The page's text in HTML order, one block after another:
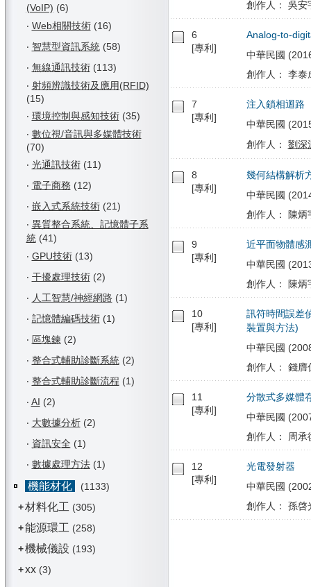
(VoIP) (6)
‧ Web相關技術(16)
‧ 智慧型資訊系統(58)
‧ 無線通訊技術(113)
‧ 射頻辨識技術及應用(RFID)
(15)
‧ 環境控制與感知技術(35)
‧ 數位視/音訊與多媒體技術
(70)
‧ 光通訊技術(11)
‧ 電子商務 (12)
‧ 嵌入式系統技術(21)
‧ 異質整合系統、記憶體子系
統(41)
‧ GPU技術(13)
‧ 干擾處理技術(2)
‧ 人工智慧/神經網路 (1)
‧ 記憶體編碼技術(1)
‧ 區塊鍊 (2)
‧ 整合式輔助診斷系統(2)
‧ 整合式輔助診斷流程 (1)
‧ AI (2)
‧ 大數據分析(2)
‧ 資訊安全 (1)
‧ 數據處理方法(1)
機能材化
(1133)
+材料化工 (305)
+能源環工 (258)
+機械儀設 (193)
+xx(3)
創作人： 吳安
6
[專利]
Analog-to-
中華民國
創作人： 李泰
7
[專利]
注入鎖相迴路
中華民國
創作人： 劉深
8
[專利]
幾何結構解析
中華民國
創作人： 陳炳
9
[專利]
近平面物體感
中華民國
創作人： 陳炳
10
[專利]
訊符時間誤差
裝置與方法)
中華民國
創作人： 錢膺
11
[專利]
分散式多媒體
中華民國
創作人： 周承
12
[專利]
光電發射器
中華民國
創作人： 孫啓